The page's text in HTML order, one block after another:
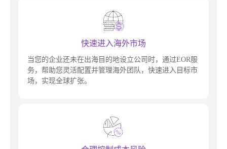
快速进入海外市场
当您的企业还未在出海目的地设立公司时，通过EOR服
务，帮助您灵活配置并管理海外团队，快速进入目标市
场，实现全球扩张。